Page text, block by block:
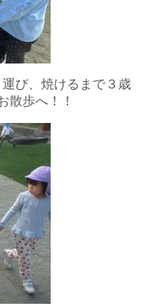
び、焼けるまで３歳
散歩へ！！